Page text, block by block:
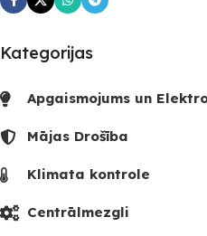
Kategorijas
Apgaismojums un
Mājas Drošība
Klimata kontrole
Centrālmezgli